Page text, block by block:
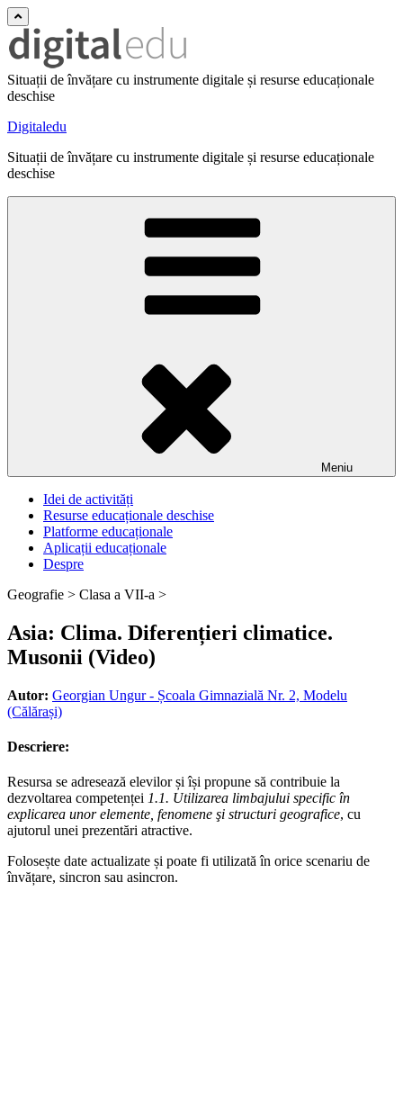
Situații de învățare cu instrumente digitale și resurse educaționale
deschise
Digitaledu
Situații de învățare cu instrumente digitale și resurse educaționale
deschise
Meniu
Idei de activități
Resurse educaționale deschise
Platforme educaționale
Aplicații educaționale
Despre
Geografie > Clasa a VII-a >
Asia: Clima. Diferențieri climatice.
Musonii (Video)
Autor: Georgian Ungur - Școala Gimnazială Nr. 2, Modelu
(Călărași)
Descriere:
Resursa se adresează elevilor și își propune să contribuie la
dezvoltarea competenței 1.1. Utilizarea limbajului specific în
explicarea unor elemente, fenomene şi structuri geografice, cu
ajutorul unei prezentări atractive.
Folosește date actualizate și poate fi utilizată în orice scenariu de
învățare, sincron sau asincron.